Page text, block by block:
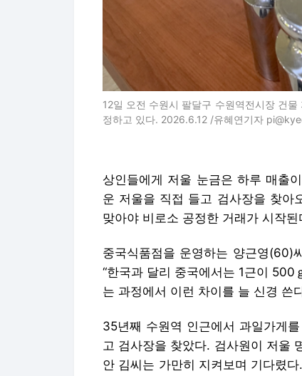
12일 오전 수원시 팔달구 수원역전시장 건
정하고 있다. 2026.6.12 /유혜연기자
상인들에게 저울 눈금은 하루 매출
운 저울을 직접 들고 검사장을 찾아
맞아야 비로소 공정한 거래가 시작된
중국식품점을 운영하는 양근영(60)
“한국과 달리 중국에서는 1근이
는 과정에서 이런 차이를 늘 신경 쓴
35년째 수원역 인근에서 과일가게
고 검사장을 찾았다. 검사원이 저울
안 김씨는 가만히 지켜보며 기다렸